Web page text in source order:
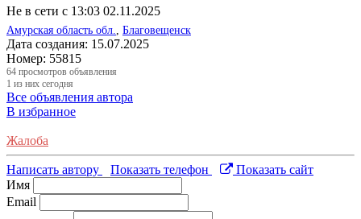
Не в сети с 13:03 02.11.2025
Амурская область обл. Благовещенск
Дата создания: 15.07.2025
Номер: 55815
64 просмотров объявления
1 из них сегодня
Все объявления автора
В избранное
Жалоба
Написать автору Показать телефон
Показать сайт
Имя
Email